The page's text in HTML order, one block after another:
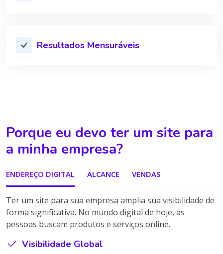
Resultados Mensuráveis
Porque eu devo ter um site para
a minha empresa?
ENDEREÇO DIGITAL ALCANCE VENDAS
Ter um site para sua empresa amplia sua visibilidade de
forma significativa. No mundo digital de hoje, as
pessoas buscam produtos e serviços online.
Visibilidade Global